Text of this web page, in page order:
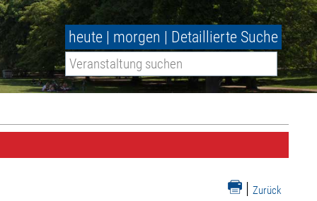
heute | morgen | Detaillierte Suche
| Zurück